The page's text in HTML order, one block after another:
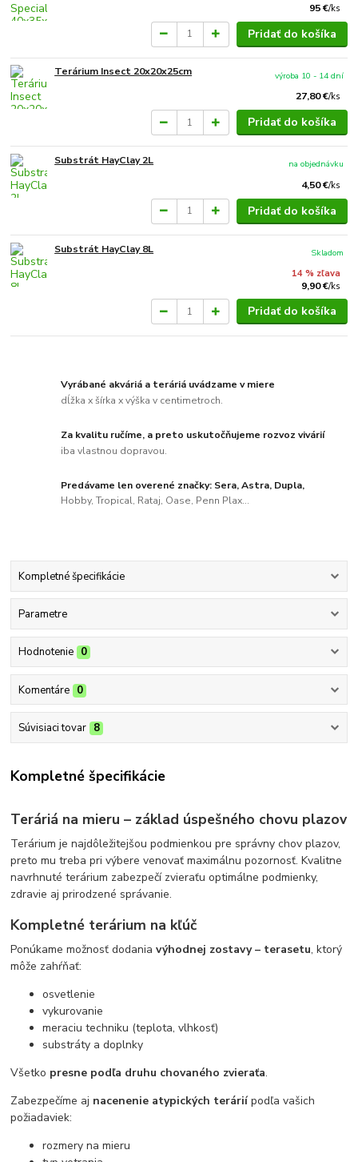
95 €/ks
Pridať do košíka
Terárium Insect 20x20x25cm
27,80 €/ks
výroba 10 - 14 dní
Pridať do košíka
Substrát HayClay 2L
4,50 €/ks
na objednávku
Pridať do košíka
Substrát HayClay 8L
14 % zľava
9,90 €/ks
Skladom
Pridať do košíka
Vyrábané akváriá a teráriá uvádzame v miere
dĺžka x šírka x výška v centimetroch.
Za kvalitu ručíme, a preto uskutočňujeme rozvoz vivárií
iba vlastnou dopravou.
Predávame len overené značky: Sera, Astra, Dupla,
Hobby, Tropical, Rataj, Oase, Penn Plax...
Kompletné špecifikácie
Parametre
Hodnotenie 0
Komentáre 0
Súvisiaci tovar 8
Kompletné špecifikácie
Teráriá na mieru – základ úspešného chovu plazov
Terárium je najdôležitejšou podmienkou pre správny chov plazov,
preto mu treba pri výbere venovať maximálnu pozornosť. Kvalitne
navrhnuté terárium zabezpečí zvieraťu optimálne podmienky,
zdravie aj prirodzené správanie.
Kompletné terárium na kľúč
Ponúkame možnosť dodaniavýhodnej zostavy – terasetu, ktorý
môže zahŕňať:
osvetlenie
vykurovanie
meraciu techniku (teplota, vlhkosť)
substráty a doplnky
Všetko presne podľa druhu chovaného zvieraťa.
Zabezpečíme aj nacenenie atypických teráriípodľa vašich
požiadaviek:
rozmery na mieru